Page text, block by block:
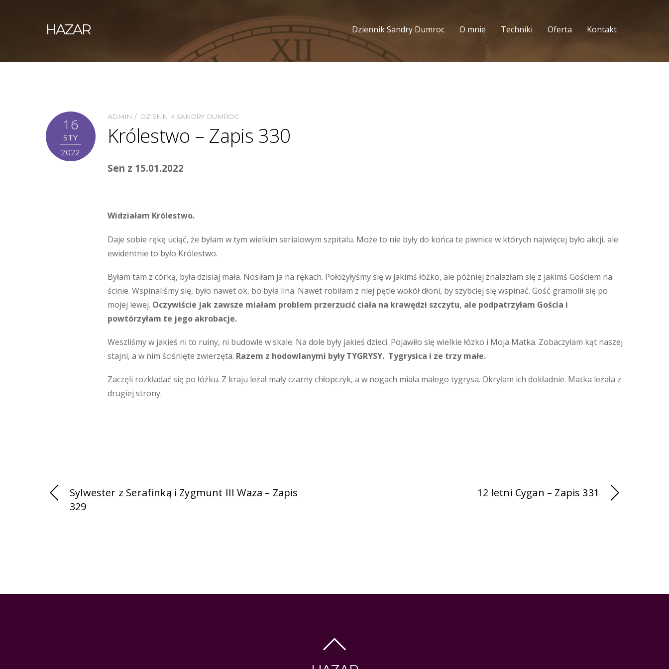
HAZAR Dziennik Sandry Dumroc O mnie Techniki Oferta Kontakt
16
STY
2022
ADMIN DZIENNIK SANDRY DUMROC
Królestwo – Zapis 330
Sen z 15.01.2022
Widziałam Królestwo.
Daje sobie rękę uciąć, że byłam w tym wielkim serialowym szpitalu. Może to nie były do końca te piwnice w których najwięcej było akcji, ale
ewidentnie to było Królestwo.
Byłam tam z córką, była dzisiaj mała. Nosiłam ja na rękach. Położyłyśmy się w jakimś łóżko, ale później znalazłam się z jakimś Gościem na
ścinie. Wspinaliśmy się, było nawet ok, bo była lina. Nawet robiłam z niej pętle wokół dłoni, by szybciej się wspinać. Gość gramolił się po
mojej lewej. Oczywiście jak zawsze miałam problem przerzucić ciała na krawędzi szczytu, ale podpatrzyłam Gościa i
powtórzyłam te jego akrobacje.
Weszliśmy w jakieś ni to ruiny, ni budowle w skale. Na dole były jakieś dzieci. Pojawiło się wielkie łózko i Moja Matka. Zobaczyłam kąt naszej
stajni, a w nim ściśnięte zwierzęta. Razem z hodowlanymi były TYGRYSY. Tygrysica i ze trzy małe.
Zaczęli rozkładać się po łóżku. Z kraju leżał mały czarny chłopczyk, a w nogach miała małego tygrysa. Okryłam ich dokładnie. Matka leżała z
drugiej strony.
Sylwester z Serafinką i Zygmunt III Waza – Zapis
329
12 letni Cygan – Zapis 331